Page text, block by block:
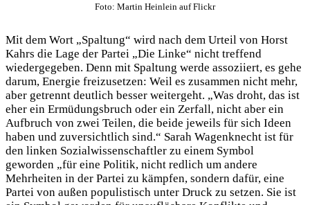
Foto: Martin Heinlein auf Flickr
Mit dem Wort „Spaltung“ wird nach dem Urteil von Horst
Kahrs die Lage der Partei „Die Linke“ nicht treffend
wiedergegeben. Denn mit Spaltung werde assoziiert, es gehe
darum, Energie freizusetzen: Weil es zusammen nicht mehr,
aber getrennt deutlich besser weitergeht. „Was droht, das ist
eher ein Ermüdungsbruch oder ein Zerfall, nicht aber ein
Aufbruch von zwei Teilen, die beide jeweils für sich Ideen
haben und zuversichtlich sind.“ Sarah Wagenknecht ist für
den linken Sozialwissenschaftler zu einem Symbol
geworden „für eine Politik, nicht redlich um andere
Mehrheiten in der Partei zu kämpfen, sondern dafür, eine
Partei von außen populistisch unter Druck zu setzen. Sie ist